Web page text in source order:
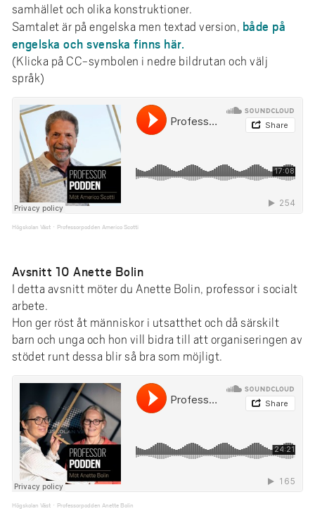
samhället och olika konstruktioner.
Samtalet är på engelska men textad version, både på
engelska och svenska finns här.
(Klicka på CC-symbolen i nedre bildrutan och välj
språk)
Högskolan Väst· Professorpodden Americo Scotti
Avsnitt 10 Anette Bolin
I detta avsnitt möter du Anette Bolin, professor i socialt
arbete.
Hon ger röst åt människor i utsatthet och då särskilt
barn och unga och hon vill bidra till att organiseringen av
stödet runt dessa blir så bra som möjligt.
Högskolan Väst· Professorpodden Anette Bolin